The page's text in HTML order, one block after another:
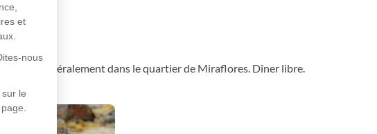
et
nous
le
l'hôtel, généralement dans le quartier de Miraflores. Dîner libre.